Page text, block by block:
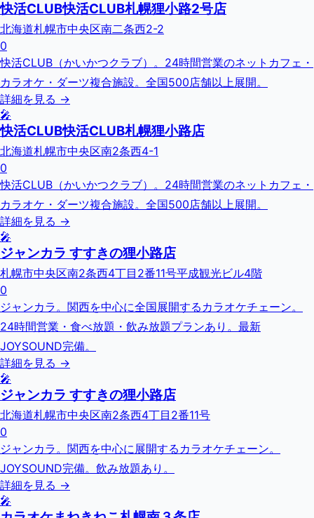
快活CLUB快活CLUB札幌狸小路2号店
北海道札幌市中央区南二条西2-2
0
快活CLUB（かいかつクラブ）。24時間営業のネットカフェ・
カラオケ・ダーツ複合施設。全国500店舗以上展開。
詳細を見る →
🎤
快活CLUB快活CLUB札幌狸小路店
北海道札幌市中央区南2条西4-1
0
快活CLUB（かいかつクラブ）。24時間営業のネットカフェ・
カラオケ・ダーツ複合施設。全国500店舗以上展開。
詳細を見る →
🎤
ジャンカラ すすきの狸小路店
札幌市中央区南2条西4丁目2番11号平成観光ビル4階
0
ジャンカラ。関西を中心に全国展開するカラオケチェーン。
24時間営業・食べ放題・飲み放題プランあり。最新
JOYSOUND完備。
詳細を見る →
🎤
ジャンカラ すすきの狸小路店
北海道札幌市中央区南2条西4丁目2番11号
0
ジャンカラ。関西を中心に展開するカラオケチェーン。
JOYSOUND完備。飲み放題あり。
詳細を見る →
🎤